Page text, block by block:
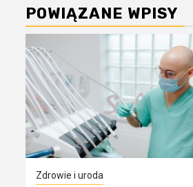
POWIĄZANE WPISY
Zdrowie i uroda